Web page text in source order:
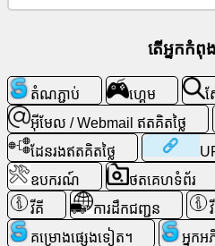
ទំនាក់
ទំនង
ហ្គេម
ស្វែងរក
គេហទំព័រ
តើអ្នកកំពុង
តំណភ្ជាប់ ហ្គេម ស្
អ៊ីមែល / Webmail ឥតគិតថ្លៃ
ដែនរងឥតគិតថ្លៃ
ឧបករណ៍
ថតគេហទំព័រ
វីគី
ការដឹកជញ្ជូន
គម្រោងផ្សេងទៀត។
អ្នកអ